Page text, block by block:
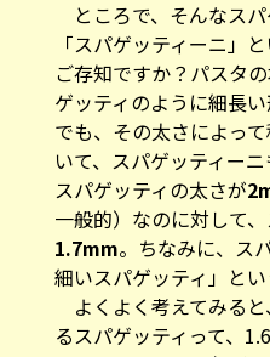
ところで、そんなス
「スパゲッティーニ」
ご存知ですか？パスタ
ゲッティのように細長
でも、その太さによっ
いて、スパゲッティーニ
スパゲッティの太さが
一般的）なのに対して
1.7mm。ちなみに、ス
細いスパゲッティ」とい
よくよく考えてみる
るスパゲッティって、